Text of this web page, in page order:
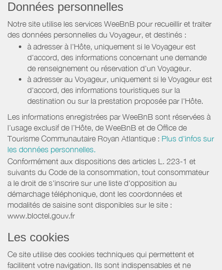
Données personnelles
Notre site utilise les services WeeBnB pour recueillir et traiter
des données personnelles du Voyageur, et destinés :
à adresser à l'Hôte, uniquement si le Voyageur est
d'accord, des informations concernant une demande
de renseignement ou réservation d'un Voyageur.
à adresser au Voyageur, uniquement si le Voyageur est
d'accord, des informations touristiques sur la
destination ou sur la prestation proposée par l'Hôte.
Les informations enregistrées par WeeBnB sont réservées à
l’usage exclusif de l’Hôte, de WeeBnB et de Office de
Tourisme Communautaire Royan Atlantique : Plus d'infos sur
les données personnelles.
Conformément aux dispositions des articles L. 223-1 et
suivants du Code de la consommation, tout consommateur
a le droit de s'inscrire sur une liste d'opposition au
démarchage téléphonique, dont les coordonnées et
modalités de saisine sont disponibles sur le site :
www.bloctel.gouv.fr
Les cookies
Ce site utilise des cookies techniques qui permettent et
facilitent votre navigation. Ils sont indispensables et ne